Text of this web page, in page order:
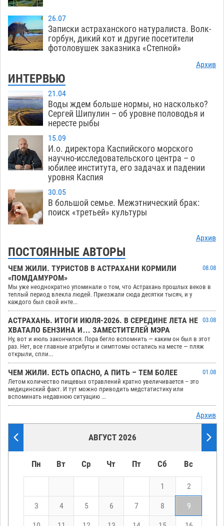
26.07
Записки астраханского натуралиста. Волк-
горбун, дикий кот и другие посетители
фотоловушек заказника «Степной»
Архив
ИНТЕРВЬЮ
21.04
Воды ждем больше нормы, но насколько?
Сергей Шипулин – об уровне половодья и
нересте рыбы
15.09
И.о. директора Каспийского морского
научно-исследовательского центра – о
юбилее института, его задачах и падении
уровня Каспия
30.05
В большой семье. Межэтнический брак:
поиск «третьей» культуры
Архив
ПОСТОЯННЫЕ АВТОРЫ
ЧЕМ ЖИЛИ. ТУРИСТОВ В АСТРАХАНИ КОРМИЛИ
«ПОМДАМУРОМ»
08.08
Мы уже неоднократно упоминали о том, что Астрахань прошлых веков в
теплый период влекла людей. Приезжали сюда десятки тысяч, и у
каждого был свой инте...
АСТРАХАНЬ. ИТОГИ ИЮЛЯ-2026. В СЕРЕДИНЕ ЛЕТА НЕ
ХВАТАЛО БЕНЗИНА И… ЗАМЕСТИТЕЛЕЙ МЭРА
03.08
Ну, вот и июль закончился. Пора бегло вспомнить — каким он был в этот
раз. Нет, все главные атрибуты и симптомы остались на месте — пляж
открыли, спли...
ЧЕМ ЖИЛИ. ЕСТЬ ОПАСНО, А ПИТЬ – ТЕМ БОЛЕЕ
01.08
Летом количество пищевых отравлений кратно увеличивается – это
медицинский факт. И тут можно приводить медстатистику или
вспоминать недавнюю ситуацию ...
Архив
АВГУСТ 2026
Пн Вт Ср Чт Пт Сб Вс
1 2
3 4 5 6 7 8 9